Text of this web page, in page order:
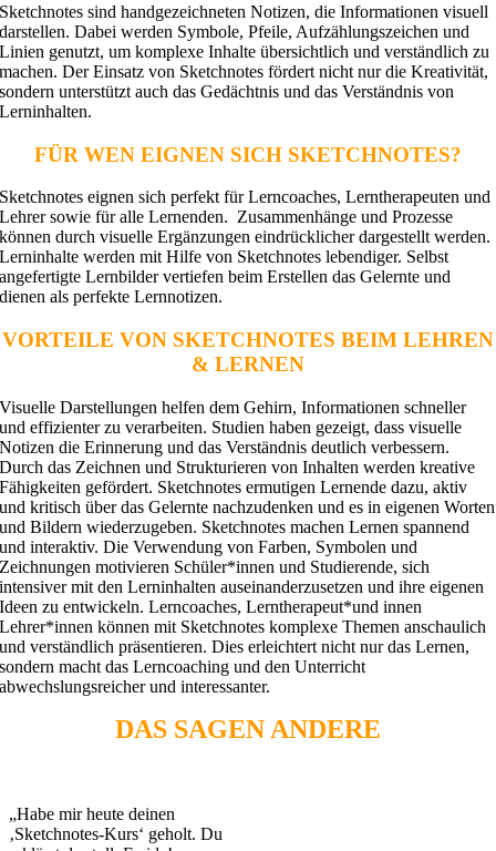
Sketchnotes sind handgezeichneten Notizen, die Informationen visuell
darstellen. Dabei werden Symbole, Pfeile, Aufzählungszeichen und
Linien genutzt, um komplexe Inhalte übersichtlich und verständlich zu
machen. Der Einsatz von Sketchnotes fördert nicht nur die Kreativität,
sondern unterstützt auch das Gedächtnis und das Verständnis von
Lerninhalten.
FÜR WEN EIGNEN SICH SKETCHNOTES?
Sketchnotes eignen sich perfekt für Lerncoaches, Lerntherapeuten und
Lehrer sowie für alle Lernenden. Zusammenhänge und Prozesse
können durch visuelle Ergänzungen eindrücklicher dargestellt werden.
Lerninhalte werden mit Hilfe von Sketchnotes lebendiger. Selbst
angefertigte Lernbilder vertiefen beim Erstellen das Gelernte und
dienen als perfekte Lernnotizen.
VORTEILE VON SKETCHNOTES BEIM LEHREN
& LERNEN
Visuelle Darstellungen helfen dem Gehirn, Informationen schneller
und effizienter zu verarbeiten. Studien haben gezeigt, dass visuelle
Notizen die Erinnerung und das Verständnis deutlich verbessern.
Durch das Zeichnen und Strukturieren von Inhalten werden kreative
Fähigkeiten gefördert. Sketchnotes ermutigen Lernende dazu, aktiv
und kritisch über das Gelernte nachzudenken und es in eigenen Worten
und Bildern wiederzugeben. Sketchnotes machen Lernen spannend
und interaktiv. Die Verwendung von Farben, Symbolen und
Zeichnungen motivieren Schüler*innen und Studierende, sich
intensiver mit den Lerninhalten auseinanderzusetzen und ihre eigenen
Ideen zu entwickeln. Lerncoaches, Lerntherapeut*und innen
Lehrer*innen können mit Sketchnotes komplexe Themen anschaulich
und verständlich präsentieren. Dies erleichtert nicht nur das Lernen,
sondern macht das Lerncoaching und den Unterricht
abwechslungsreicher und interessanter.
DAS SAGEN ANDERE
„Habe mir heute deinen
‚Sketchnotes-Kurs‘ geholt. Du